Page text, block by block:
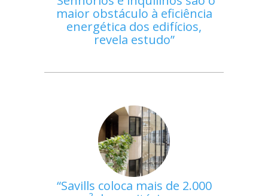
maior obstáculo à eficiência
energética dos edifícios,
revela estudo
Savills coloca mais de 2.000